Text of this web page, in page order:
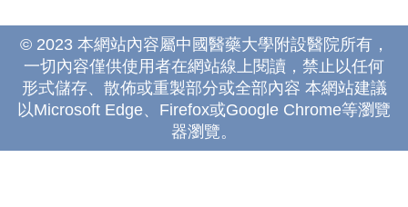
© 2023 本網站內容屬中國醫藥大學附設醫院所有，
一切內容僅供使用者在網站線上閱讀，禁止以任何
形式儲存、散佈或重製部分或全部內容 本網站建議
以Microsoft Edge、Firefox或Google Chrome等瀏覽
器瀏覽。